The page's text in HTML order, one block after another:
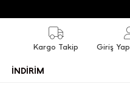
Kargo Takip Giriş Yap
İNDİRİM